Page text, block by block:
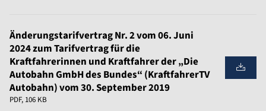
Änderungstarifvertrag Nr. 2 vom 06. Juni
2024 zum Tarifvertrag für die
Kraftfahrerinnen und Kraftfahrer der „Die
Autobahn GmbH des Bundes“ (KraftfahrerTV
Autobahn) vom 30. September 2019
PDF, 106 KB